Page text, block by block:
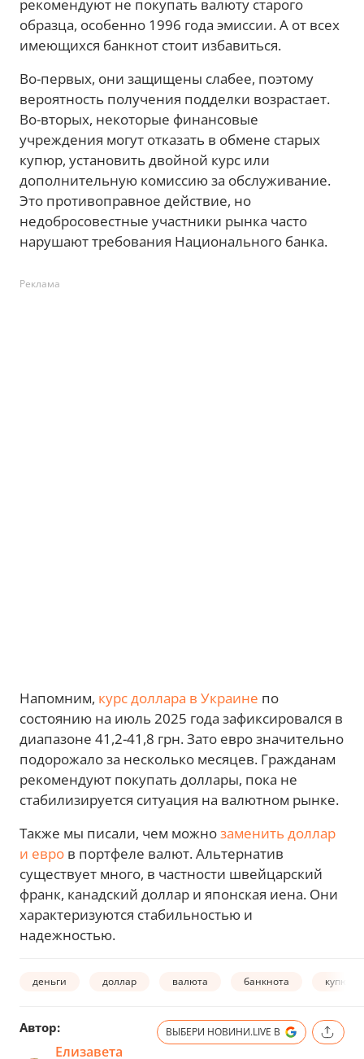
рекомендуют не покупать валюту старого
образца, особенно 1996 года эмиссии. А от всех
имеющихся банкнот стоит избавиться.
Во-первых, они защищены слабее, поэтому
вероятность получения подделки возрастает.
Во-вторых, некоторые финансовые
учреждения могут отказать в обмене старых
купюр, установить двойной курс или
дополнительную комиссию за обслуживание.
Это противоправное действие, но
недобросовестные участники рынка часто
нарушают требования Национального банка.
Реклама
Напомним, курс доллара в Украине по
состоянию на июль 2025 года зафиксировался в
диапазоне 41,2-41,8 грн. Зато евро значительно
подорожало за несколько месяцев. Гражданам
рекомендуют покупать доллары, пока не
стабилизируется ситуация на валютном рынке.
Также мы писали, чем можнозаменить доллар
и евро в портфеле валют. Альтернатив
существует много, в частности швейцарский
франк, канадский доллар и японская иена. Они
характеризуются стабильностью и
надежностью.
деньги доллар валюта банкнота купюра
Автор:
Елизавета
ВЫБЕРИ НОВИНИ.LIVE В